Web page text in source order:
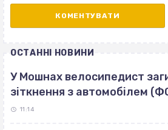
ОСТАННІ НОВИНИ
У Мошнах велосипедист
зіткнення з автомобілем
11:14